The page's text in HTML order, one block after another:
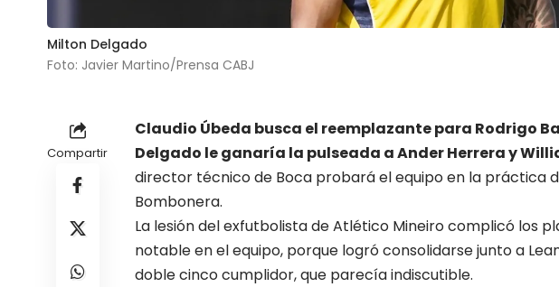
Milton Delgado
Foto: Javier Martino/Prensa CABJ
Compartir
Claudio Úbeda busca el reemplazante para Rodrigo
Delgado le ganaría la pulseada a Ander Herrera y
director técnico de Boca probará el equipo en la práctica
Bombonera.
La lesión del exfutbolista de Atlético Mineiro complicó los
notable en el equipo, porque logró consolidarse junto a
doble cinco cumplidor, que parecía indiscutible.